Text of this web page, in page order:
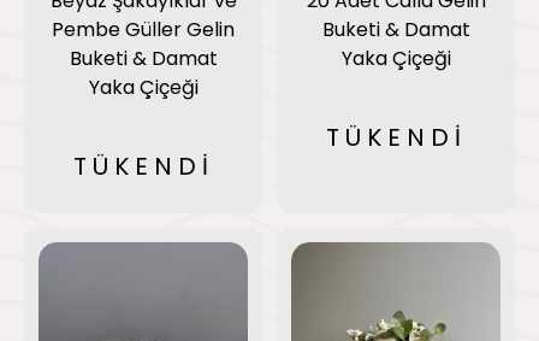
Pembe Güller Gelin
Buketi & Damat
Yaka Çiçeği
TÜKENDİ
Buketi & Damat
Yaka Çiçeği
TÜKENDİ